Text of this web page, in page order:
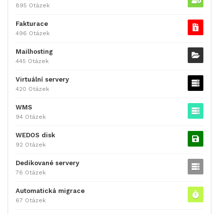
895 Otázek
Fakturace
496 Otázek
Mailhosting
445 Otázek
Virtuální servery
420 Otázek
WMS
94 Otázek
WEDOS disk
92 Otázek
Dedikované servery
76 Otázek
Automatická migrace
67 Otázek